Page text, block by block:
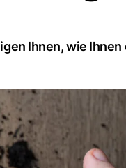
Ihnen, wie Ihnen